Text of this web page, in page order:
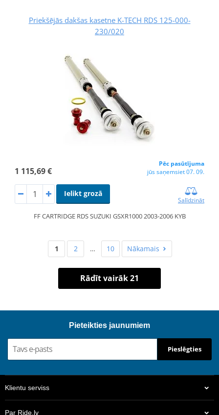
Priekšējās dakšas kasetne K-TECH RDS 125-000-
230/020
1 115,69 €
Pēc pasūtījuma
jūs saņemsiet 07. 09.
Ielikt grozā
Salīdzināt
FF CARTRIDGE RDS SUZUKI GSXR1000 2003-2006 KYB
1 2 … 10 Nākamais
Rādīt vairāk 21
Pieteikties jaunumiem
Pieslēgties
Klientu serviss
Par Ride.lv